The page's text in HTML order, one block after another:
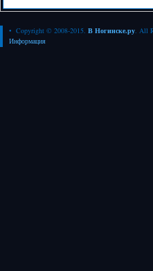
• Copyright © 2008-2015. В Ногинске.ру. All
Информация